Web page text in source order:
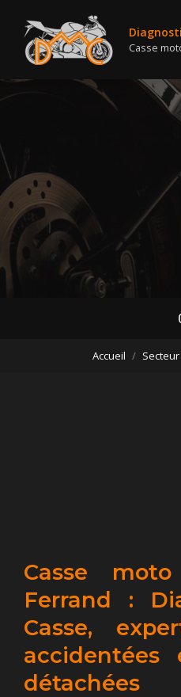
contenu
principal
Casse
Accueil Secteur
Casse
Ferrand :
Casse,
détachées